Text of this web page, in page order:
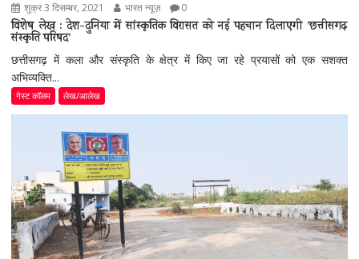
शुक्र 3 दिसम्बर, 2021 भारत न्यूज़ 0
विशेष लेख : देश-दुनिया में सांस्कृतिक विरासत को नई पहचान दिलाएगी ’छत्तीसगढ़
संस्कृति परिषद’
छत्तीसगढ़ में कला और संस्कृति के क्षेत्र में किए जा रहे प्रयासों को एक सशक्त
अभिव्यक्ति...
गेस्ट कॉलम लेख/आलेख